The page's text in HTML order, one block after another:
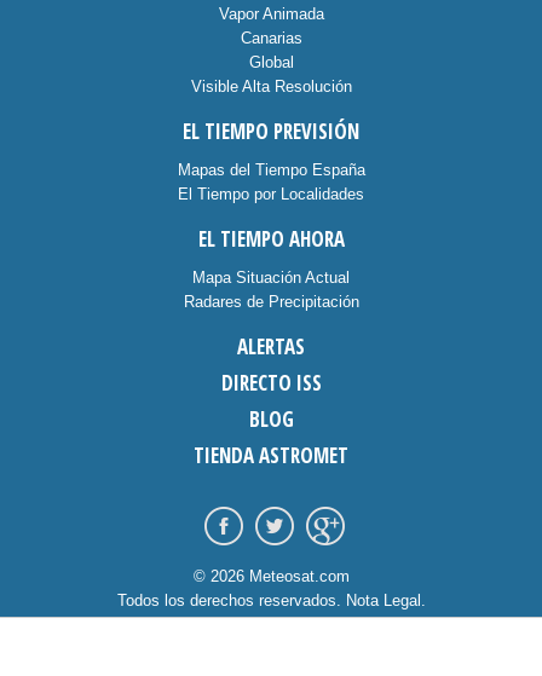
Vapor Animada
Canarias
Global
Visible Alta Resolución
EL TIEMPO PREVISIÓN
Mapas del Tiempo España
El Tiempo por Localidades
EL TIEMPO AHORA
Mapa Situación Actual
Radares de Precipitación
ALERTAS
DIRECTO ISS
BLOG
TIENDA ASTROMET
© 2026 Meteosat.com
Todos los derechos reservados. Nota Legal .